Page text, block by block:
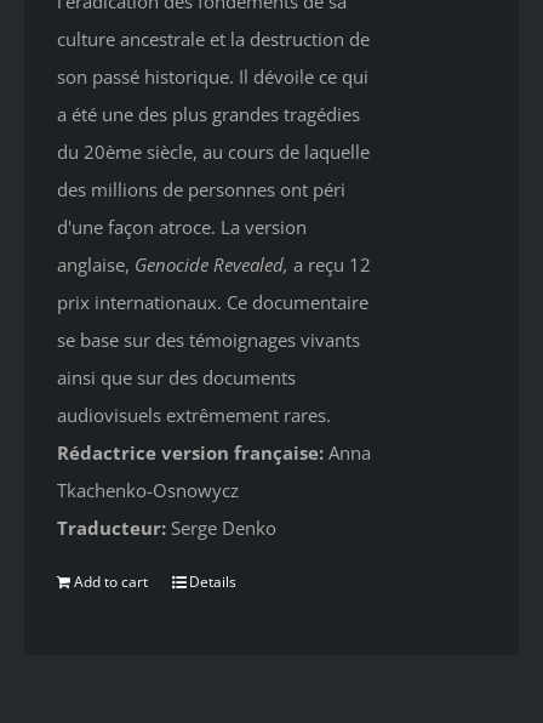
culture ancestrale et la destruction de
son passé historique. Il dévoile ce qui
a été une des plus grandes tragédies
du 20ème siècle, au cours de laquelle
des millions de personnes ont péri
d'une façon atroce. La version
anglaise, Genocide Revealed, a reçu 12
prix internationaux. Ce documentaire
se base sur des témoignages vivants
ainsi que sur des documents
audiovisuels extrêmement rares.
Rédactrice version française: Anna
Tkachenko-Osnowycz
Traducteur: Serge Denko
Add to cart Details